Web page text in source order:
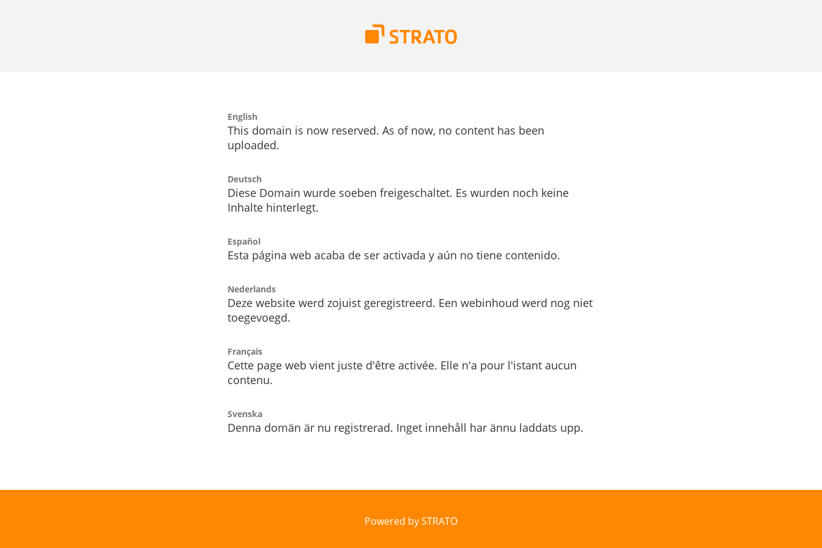
English
This domain is now reserved. As of now, no content has been
uploaded.
Deutsch
Diese Domain wurde soeben freigeschaltet. Es wurden noch keine
Inhalte hinterlegt.
Español
Esta página web acaba de ser activada y aún no tiene contenido.
Nederlands
Deze website werd zojuist geregistreerd. Een webinhoud werd nog niet
toegevoegd.
Français
Cette page web vient juste d'être activée. Elle n'a pour l'istant aucun
contenu.
Svenska
Denna domän är nu registrerad. Inget innehåll har ännu laddats upp.
Powered by STRATO